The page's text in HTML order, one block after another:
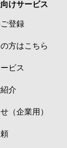
けサービス
登録
方はこちら
ビス
介
（企業用）